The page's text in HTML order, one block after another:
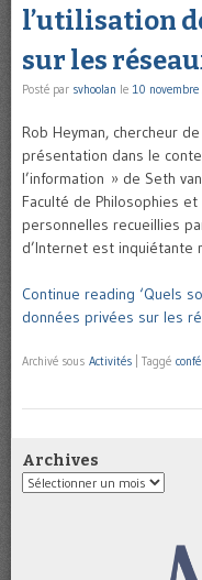
l’utilisation
sur les
Posté par svhoolan le 10
Rob Heyman, chercheur
présentation dans le
l’information » de Seth
Faculté de Philosophies
personnelles recueillies
d’Internet est inquiétante
Continue reading ‘Quels
données privées sur les
Archivé sous Activités Taggé
Archives
Archives